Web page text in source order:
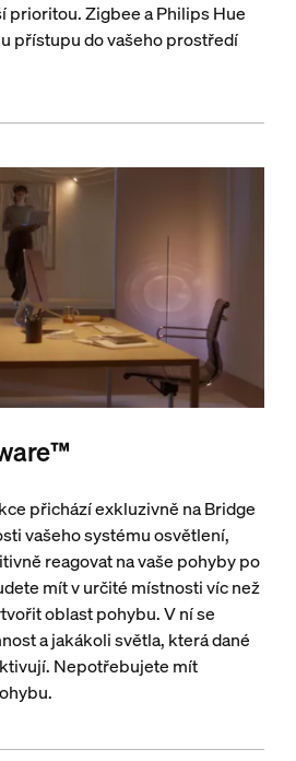
prioritou. Zigbee a Philips Hue
přístupu do vašeho prostředí
přichází exkluzivně na Bridge
vašeho systému osvětlení,
reagovat na vaše pohyby po
mít v určité místnosti víc než
oblast pohybu. V ní se
a jakákoli světla, která dané
Nepotřebujete mít